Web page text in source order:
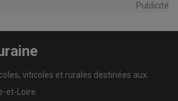
Publicité
viticoles et rurales destinées aux
et-Loire.